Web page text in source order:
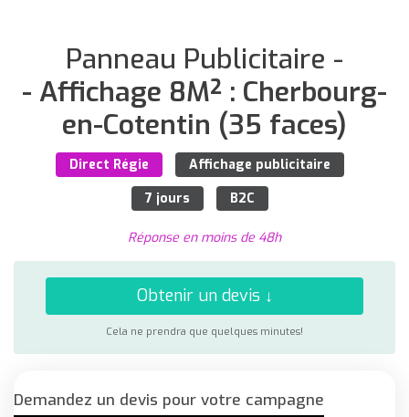
Panneau Publicitaire -
- Affichage 8M² : Cherbourg-
en-Cotentin (35 faces)
Direct Régie
Affichage publicitaire
7 jours
B2C
Réponse en moins de 48h
Obtenir un devis ↓
Cela ne prendra que quelques minutes!
Demandez un devis pour votre campagne